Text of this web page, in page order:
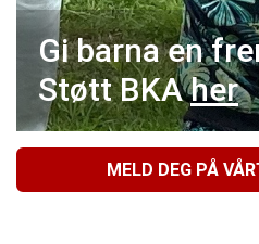
Gi barna en
Støtt BKAher
MELD DEG PÅ